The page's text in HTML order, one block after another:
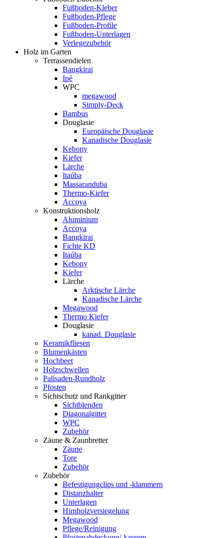
Fußboden-Kleber
Fußboden-Pflege
Fußboden-Profile
Fußboden-Unterlagen
Verlegezubehör
Holz im Garten
Terrassendielen
Bangkirai
Ipé
WPC
megawood
Simply-Deck
Bambus
Douglasie
Europäische Douglasie
Kanadische Douglasie
Kebony
Kiefer
Lärche
Itaúba
Massaranduba
Thermo-Kiefer
Accoya
Konstruktionsholz
Aluminium
Accoya
Bangkirai
Fichte KD
Itaúba
Kebony
Kiefer
Lärche
Arktische Lärche
Kanadische Lärche
Megawood
Thermo Kiefer
Douglasie
kanad. Douglasie
Keramikfliesen
Blumenkästen
Hochbeet
Holzschwellen
Palisaden-Rundholz
Pfosten
Sichtschutz und Rankgitter
Sichtblenden
Diagonalgitter
WPC
Zubehör
Zäune & Zaunbretter
Zäune
Tore
Zubehör
Zubehör
Befestigungclips und -klammern
Distanzhalter
Unterlagen
Hirnholzversiegelung
Megawood
Pflege/Reinigung